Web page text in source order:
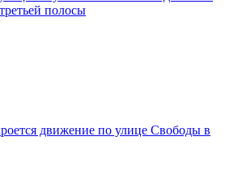
полосы
движение по улице Свободы в